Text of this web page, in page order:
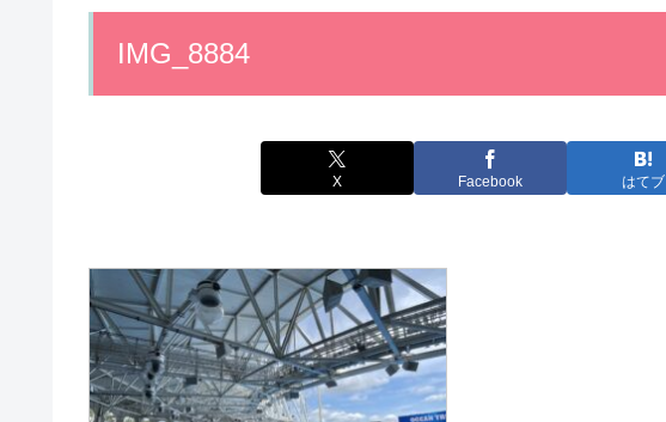
IMG_8884
X Facebook はてブ